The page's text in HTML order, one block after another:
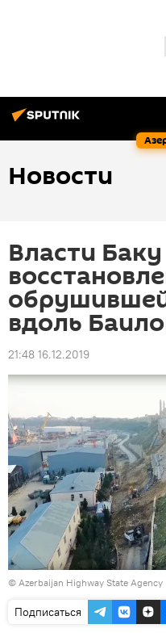
Новости
Власти
вдоль
21:48 16.12.2019
© Azerbaijan Highway State Agency
Подписаться